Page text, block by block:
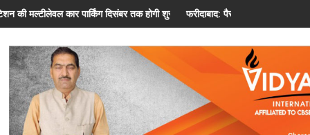
फरीदाबाद: पैसों के विवाद ने लिया खतरनाक मोड़, चचेरे भाई के घर में लगा दी आग